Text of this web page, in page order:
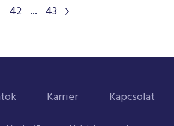
42 ... 43
Karrier Kapcsolat